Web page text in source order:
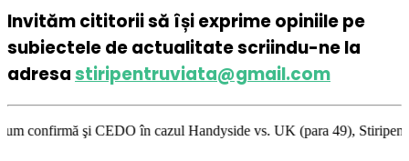
Invităm cititorii să își exprime opiniile pe
subiectele de actualitate scriindu-ne la
adresastiripentruviata@gmail.com
CEDO în cazul Handyside vs. UK (para 49), Stiripentruviata.ro